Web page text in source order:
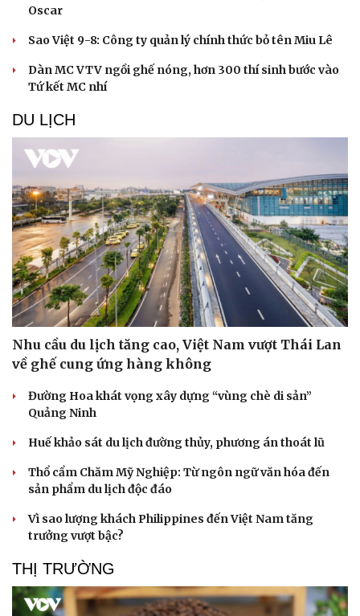
Dinh dưỡng - món ngon
Cây thuốc
Nhi khoa
Nam khoa
Làm đẹp - giảm cân
Nhà đẹp
Oscar
Sao Việt 9-8: Công ty quản lý chính thức bỏ tên Miu Lê
Dàn MC VTV ngồi ghế nóng, hơn 300 thí sinh bước vào
Tứ kết MC nhí
DU LỊCH
Nhu cầu du lịch tăng cao, Việt Nam vượt Thái Lan
về ghế cung ứng hàng không
Đường Hoa khát vọng xây dựng “vùng chè di sản”
Quảng Ninh
Huế khảo sát du lịch đường thủy, phương án thoát lũ
Thổ cẩm Chăm Mỹ Nghiệp: Từ ngôn ngữ văn hóa đến
sản phẩm du lịch độc đáo
Vì sao lượng khách Philippines đến Việt Nam tăng
trưởng vượt bậc?
THỊ TRƯỜNG